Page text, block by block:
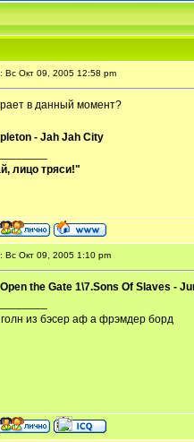
Вс Окт 09, 2005 12:58 pm
в данный момент?
- Jah Jah City
лицо тряси!"
Вс Окт 09, 2005 1:10 pm
the Gate 1\7.Sons Of Slaves -
из бэсер аф а фрэмдер борд